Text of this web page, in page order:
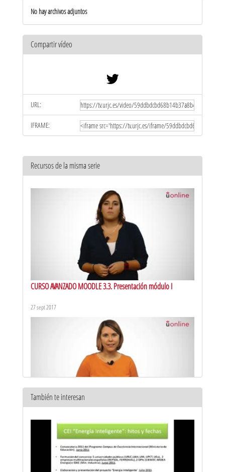
No hay archivos adjuntos
Compartir vídeo
URL:
IFRAME:
Recursos de la misma serie
CURSO AVANZADO MOODLE 3.3. Presentación módulo I
27 sept 2017
También te interesan